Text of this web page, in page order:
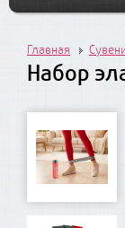
Главная
Набор